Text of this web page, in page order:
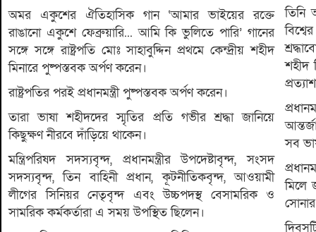
অমর একুশের ঐতিহাসিক গান ‘আমার ভাইয়ের রক্তে
রাঙানো একুশে ফেব্রুয়ারি... আমি কি ভুলিতে পারি’ গানের
সঙ্গে সঙ্গে রাষ্ট্রপতি মোঃ সাহাবুদ্দিন প্রথমে কেন্দ্রীয় শহীদ
মিনারে পুষ্পস্তবক অর্পণ করেন।
রাষ্ট্রপতির পরই প্রধানমন্ত্রী পুষ্পস্তবক অর্পণ করেন।
তারা ভাষা শহীদদের স্মৃতির প্রতি গভীর শ্রদ্ধা জানিয়ে
কিছুক্ষণ নীরবে দাঁড়িয়ে থাকেন।
মন্ত্রিপরিষদ সদস্যবৃন্দ, প্রধানমন্ত্রীর উপদেষ্টাবৃন্দ, সংসদ
সদস্যবৃন্দ, তিন বাহিনী প্রধান, কূটনীতিকবৃন্দ, আওয়ামী
লীগের সিনিয়র নেতৃবৃন্দ এবং উচ্চপদস্থ বেসামরিক ও
সামরিক কর্মকর্তারা এ সময় উপস্থিত ছিলেন।
তিনি
শহীদ
সব
মিলে